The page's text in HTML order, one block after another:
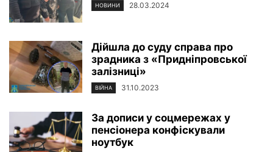
НОВИНИ 28.03.2024
Дійшла до суду справа про
зрадника з «Придніпровської
залізниці»
ВІЙНА 31.10.2023
За дописи у соцмережах у
пенсіонера конфіскували
ноутбук